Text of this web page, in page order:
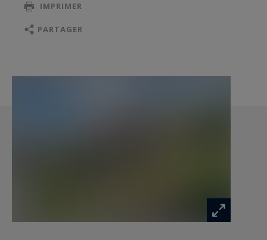
EVIAN SOTHEBY'S INTERNATIONAL REALTY,
VOTRE EXPERT DANS LA VENTE DE PROPRIÉTÉS
IMPRIMER
PARTAGER